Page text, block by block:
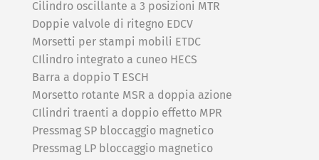
Cilindro oscillante a 3 posizioni MTR
Doppie valvole di ritegno EDCV
Morsetti per stampi mobili ETDC
CIlindro integrato a cuneo HECS
Barra a doppio T ESCH
Morsetto rotante MSR a doppia azione
CIlindri traenti a doppio effetto MPR
Pressmag SP bloccaggio magnetico
Pressmag LP bloccaggio magnetico